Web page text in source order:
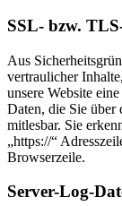
SSL- bzw.
Aus
vertraulicher
unsere Website
Daten, die Sie über
mitlesbar. Sie
„https://“
Browserzeile.
Server-Log-